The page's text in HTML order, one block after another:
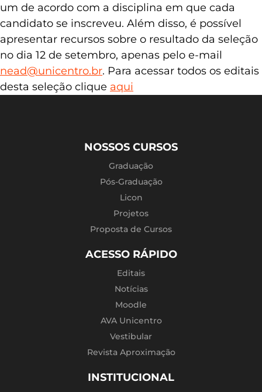
um de acordo com a disciplina em que cada
candidato se inscreveu. Além disso, é possível
apresentar recursos sobre o resultado da seleção
no dia 12 de setembro, apenas pelo e-mail
nead@unicentro.br. Para acessar todos os editais
desta seleção clique aqui
NOSSOS CURSOS
Graduação
Pós-Graduação
Licon
Projetos
Proposta de Cursos
ACESSO RÁPIDO
Editais
Notícias
Moodle
AVA Unicentro
Vestibular
Revista Aproximação
INSTITUCIONAL